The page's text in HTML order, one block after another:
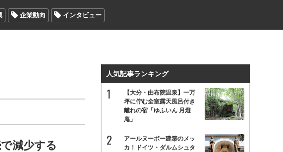
企業動向 インタビュー
減少する
人気記事ランキング
【大分・由布院温泉】一万
坪に佇む全室露天風呂付き
離れの宿「ゆふいん 月燈
庵」
アールヌーボー建築のメッ
カ！ドイツ・ダルムシュタ